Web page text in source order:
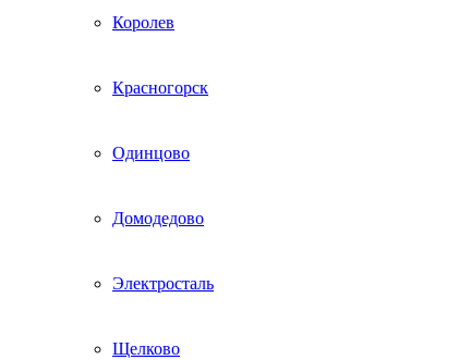
Королев
Красногорск
Одинцово
Домодедово
Электросталь
Щелково